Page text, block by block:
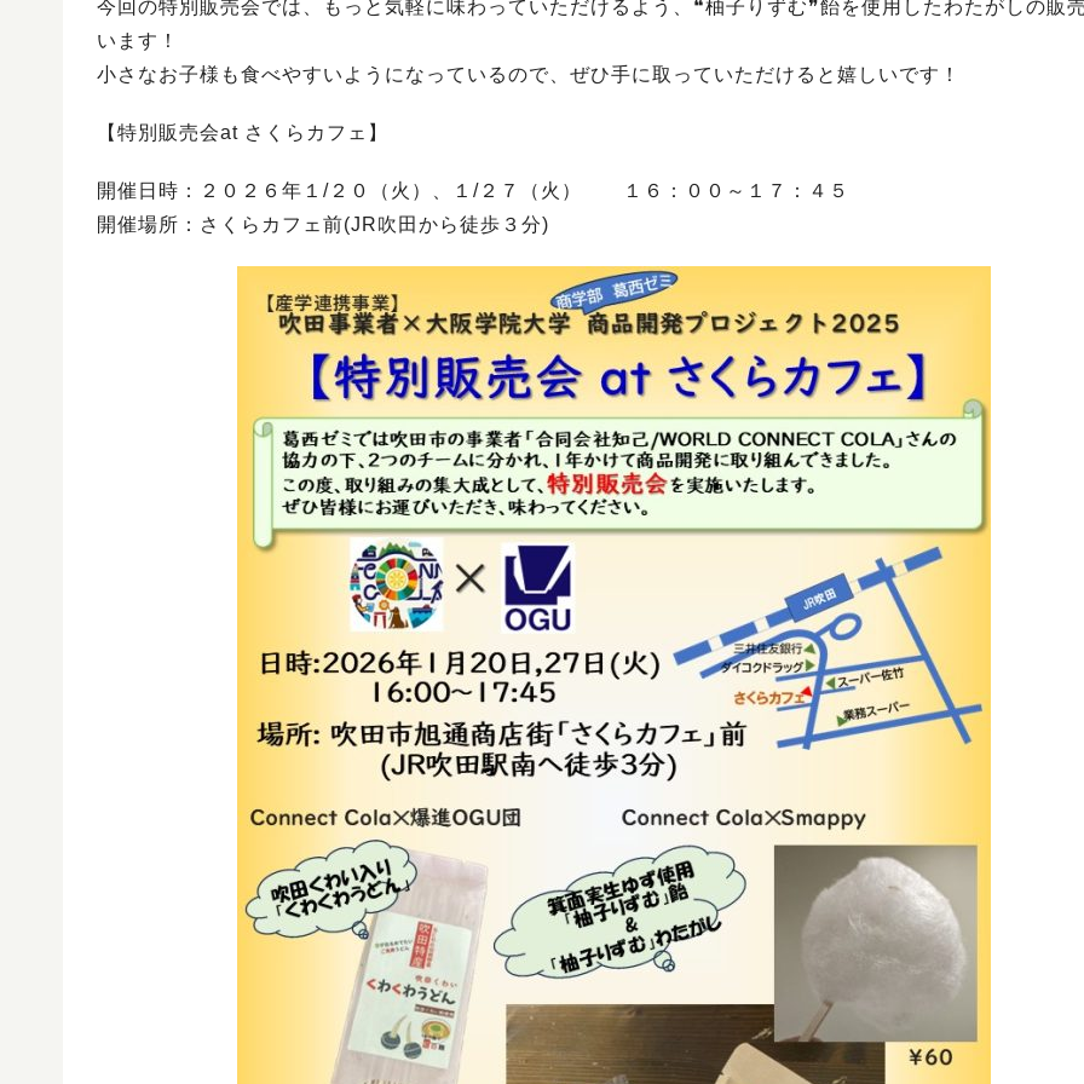
今回の特別販売会では、もっと気軽に味わっていただけるよう、❝柚子りずむ❞飴を使用したわたがしの販
います！
小さなお子様も食べやすいようになっているので、ぜひ手に取っていただけると嬉しいです！
【特別販売会at さくらカフェ】
開催日時：２０２６年１/２０（火）、１/２７（火） １６：００～１７：４５
開催場所：さくらカフェ前(JR吹田から徒歩３分)